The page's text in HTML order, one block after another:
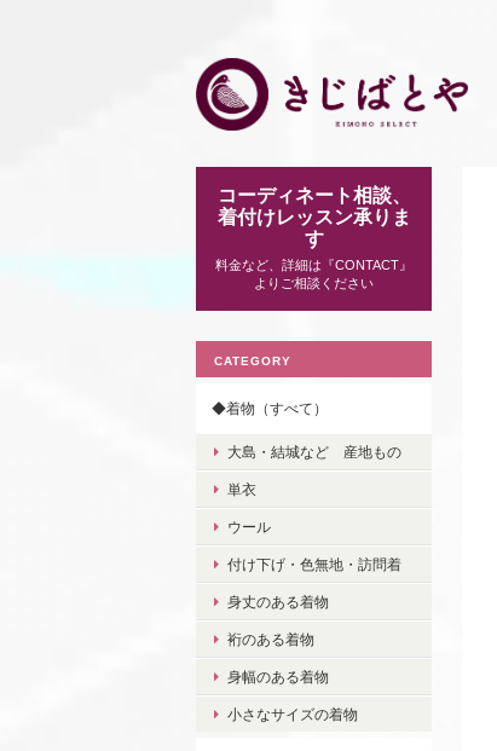
コーディネート相談、
着付けレッスン承りま
す
料金など、詳細は『CONTACT』
よりご相談ください
CATEGORY
◆着物（すべて）
大島・結城など 産地もの
単衣
ウール
付け下げ・色無地・訪問着
身丈のある着物
裄のある着物
身幅のある着物
小さなサイズの着物